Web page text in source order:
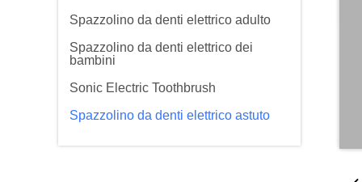
Spazzolino da denti elettrico adulto
Spazzolino da denti elettrico dei
bambini
Sonic Electric Toothbrush
Spazzolino da denti elettrico astuto